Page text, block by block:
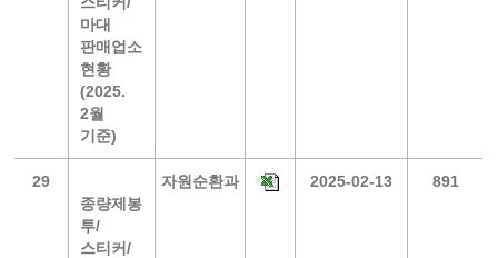
마대
판매업소
현황
(2025.
2월
기준)
29
종량제봉
투/
스티커/
자원순환과 2025-02-13 891